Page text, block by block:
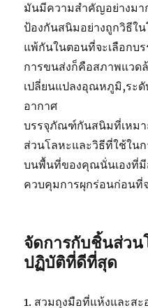
มันมีความสำคัญอย่างมา
ป้องกันสนิมอย่างถูกวิธีใ
แพ้กันในตอนที่จะเลือกบ
การขนส่งก็คือสภาพแวด
เปลี่ยนแปลงอุณหภูมิ,ระ
อากาศ
บรรจุภัณฑ์กันสนิมที่เหม
ส่วนโลหะและวิธีที่ใช้ใน
บนพื้นที่ของคุณนั่นเองที่มี
ควบคุมการผุกร่อนก่อนที่
จัดการกับชิ้นส่วน
ปฏิบัติที่ดีที่สุด
1. สวมถุงมือที่แห้งและส